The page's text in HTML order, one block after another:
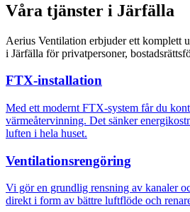
Våra tjänster i Järfälla
Aerius Ventilation erbjuder ett komplett
i Järfälla för privatpersoner,
FTX-installation
Med ett modernt FTX-system får du
värmeåtervinning. Det sänker
luften i hela huset.
Ventilationsrengöring
Vi gör en grundlig rensning av kanaler
direkt i form av bättre luftflöde och